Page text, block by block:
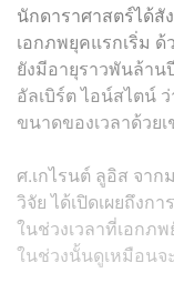
นักดาราศาสตร์ได้สั
เอกภพยุคแรกเริ่ม
ยังมีอายุราวพันล้า
อัลเบิร์ต ไอน์สไตน์
ขนาดของเวลาด้วย
ศ.เกไรนต์ ลูอิส จา
วิจัย ได้เปิดเผยถึงก
ในช่วงเวลาที่เอกภ
ในช่วงนั้นดูเหมือนจ